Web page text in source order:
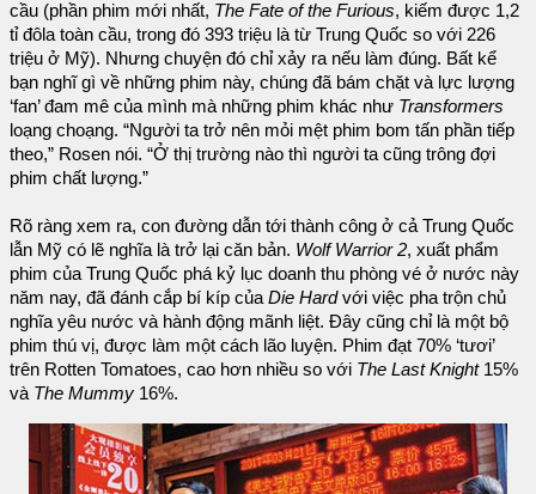
cầu (phần phim mới nhất, The Fate of the Furious, kiếm được 1,2
tỉ đôla toàn cầu, trong đó 393 triệu là từ Trung Quốc so với 226
triệu ở Mỹ). Nhưng chuyện đó chỉ xảy ra nếu làm đúng. Bất kể
bạn nghĩ gì về những phim này, chúng đã bám chặt và lực lượng
‘fan’ đam mê của mình mà những phim khác như Transformers
loạng choạng. “Người ta trở nên mỏi mệt phim bom tấn phần tiếp
theo,” Rosen nói. “Ở thị trường nào thì người ta cũng trông đợi
phim chất lượng.”
Rõ ràng xem ra, con đường dẫn tới thành công ở cả Trung Quốc
lẫn Mỹ có lẽ nghĩa là trở lại căn bản. Wolf Warrior 2, xuất phẩm
phim của Trung Quốc phá kỷ lục doanh thu phòng vé ở nước này
năm nay, đã đánh cắp bí kíp củaDie Hardvới việc pha trộn chủ
nghĩa yêu nước và hành động mãnh liệt. Đây cũng chỉ là một bộ
phim thú vị, được làm một cách lão luyện. Phim đạt 70% ‘tươi’
trên Rotten Tomatoes, cao hơn nhiều so với The Last Knight15%
và The Mummy 16%.